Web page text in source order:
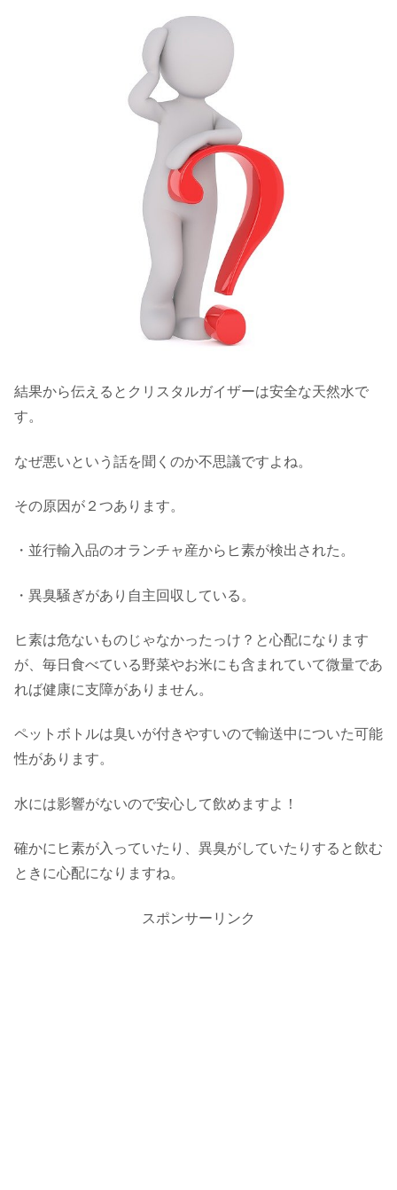
結果から伝えるとクリスタルガイザーは安全な天然水で
す。
なぜ悪いという話を聞くのか不思議ですよね。
その原因が２つあります。
・並行輸入品のオランチャ産からヒ素が検出された。
・異臭騒ぎがあり自主回収している。
ヒ素は危ないものじゃなかったっけ？と心配になります
が、毎日食べている野菜やお米にも含まれていて微量であ
れば健康に支障がありません。
ペットボトルは臭いが付きやすいので輸送中についた可能
性があります。
水には影響がないので安心して飲めますよ！
確かにヒ素が入っていたり、異臭がしていたりすると飲む
ときに心配になりますね。
スポンサーリンク